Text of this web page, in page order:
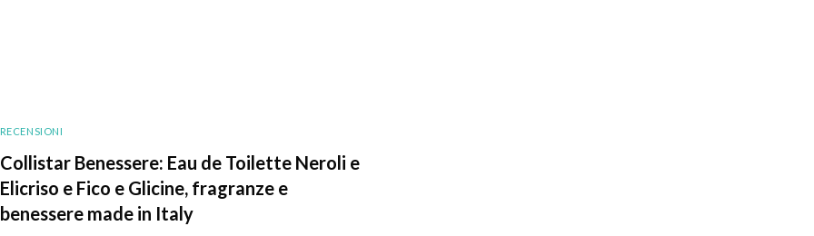
RECENSIONI
Collistar Benessere: Eau de Toilette Neroli e
Elicriso e Fico e Glicine, fragranze e
benessere made in Italy